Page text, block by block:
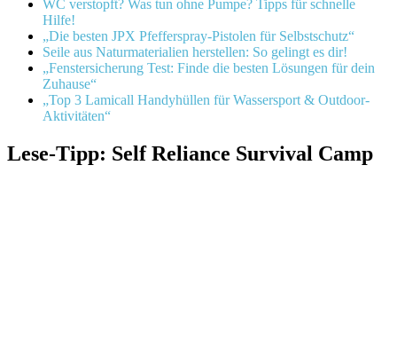
WC verstopft? Was tun ohne Pumpe? Tipps für schnelle
Hilfe!
„Die besten JPX Pfefferspray-Pistolen für Selbstschutz“
Seile aus Naturmaterialien herstellen: So gelingt es dir!
„Fenstersicherung Test: Finde die besten Lösungen für dein
Zuhause“
„Top 3 Lamicall Handyhüllen für Wassersport & Outdoor-
Aktivitäten“
Lese-Tipp: Self Reliance Survival Camp